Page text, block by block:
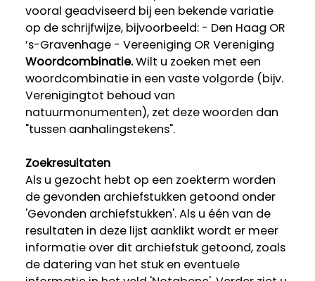
vooral geadviseerd bij een bekende variatie
op de schrijfwijze, bijvoorbeeld: - Den Haag OR
’s-Gravenhage - Vereeniging OR Vereniging
Woordcombinatie.Wilt u zoeken met een
woordcombinatie in een vaste volgorde (bijv.
Verenigingtot behoud van
natuurmonumenten), zet deze woorden dan
"tussen aanhalingstekens".
Zoekresultaten
Als u gezocht hebt op een zoekterm worden
de gevonden archiefstukken getoond onder
'Gevonden archiefstukken'. Als u één van de
resultaten in deze lijst aanklikt wordt er meer
informatie over dit archiefstuk getoond, zoals
de datering van het stuk en eventuele